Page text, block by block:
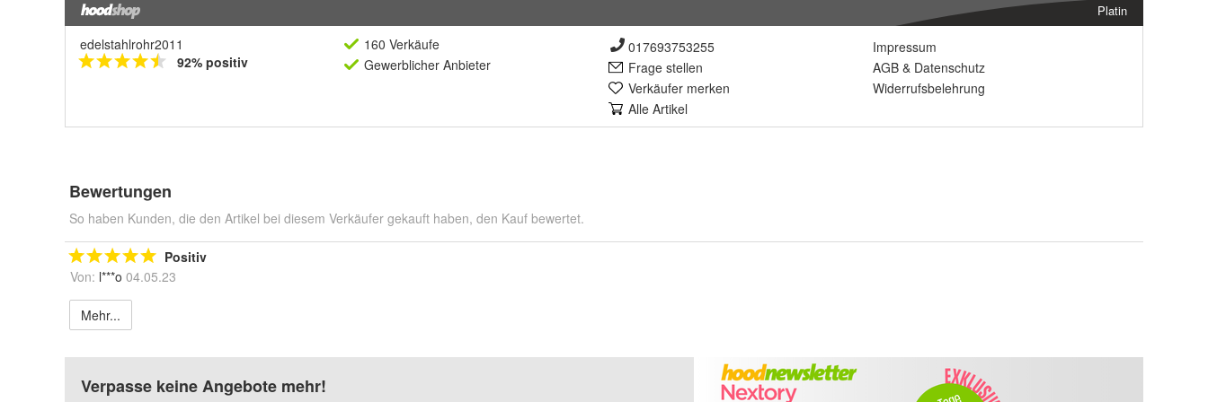
Platin
edelstahlrohr2011
92% positiv
160 Verkäufe
Gewerblicher Anbieter
017693753255
Frage stellen
Verkäufer merken
Alle Artikel
Impressum
AGB & Datenschutz
Widerrufsbelehrung
Bewertungen
So haben Kunden, die den Artikel bei diesem Verkäufer gekauft haben, den Kauf bewertet.
Positiv
Von: l***o 04.05.23
Mehr...
Verpasse keine Angebote mehr!